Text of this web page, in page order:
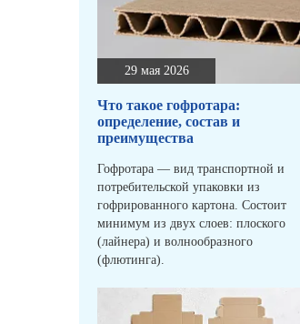
29 мая 2026
Что такое гофротара:
определение, состав и
преимущества
Гофротара — вид транспортной и
потребительской упаковки из
гофрированного картона. Состоит
минимум из двух слоев: плоского
(лайнера) и волнообразного
(флютинга).